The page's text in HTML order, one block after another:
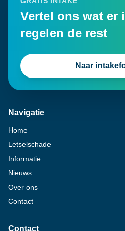
Vertel ons wat er
regelen de rest
Naar
Navigatie
Home
Letselschade
Informatie
Nieuws
Over ons
Contact
Contact